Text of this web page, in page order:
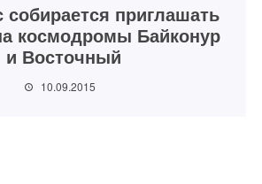
собирается приглашать
космодромы Байконур
и Восточный
10.09.2015